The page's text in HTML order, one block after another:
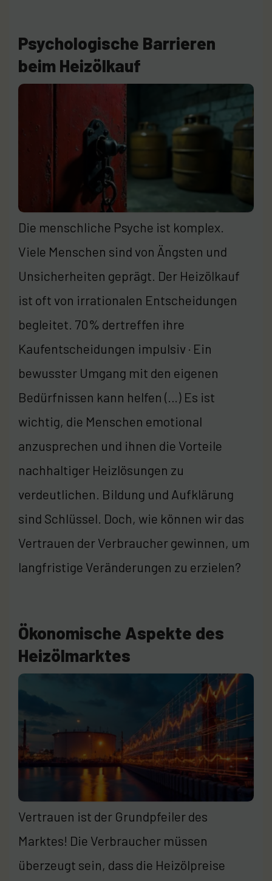
Psychologische Barrieren
beim Heizölkauf
Die menschliche Psyche ist komplex.
Viele Menschen sind von Ängsten und
Unsicherheiten geprägt. Der Heizölkauf
ist oft von irrationalen Entscheidungen
begleitet. 70% dertreffen ihre
Kaufentscheidungen impulsiv · Ein
bewusster Umgang mit den eigenen
Bedürfnissen kann helfen (…) Es ist
wichtig, die Menschen emotional
anzusprechen und ihnen die Vorteile
nachhaltiger Heizlösungen zu
verdeutlichen. Bildung und Aufklärung
sind Schlüssel. Doch, wie können wir das
Vertrauen der Verbraucher gewinnen, um
langfristige Veränderungen zu erzielen?
Ökonomische Aspekte des
Heizölmarktes
Vertrauen ist der Grundpfeiler des
Marktes! Die Verbraucher müssen
überzeugt sein, dass die Heizölpreise